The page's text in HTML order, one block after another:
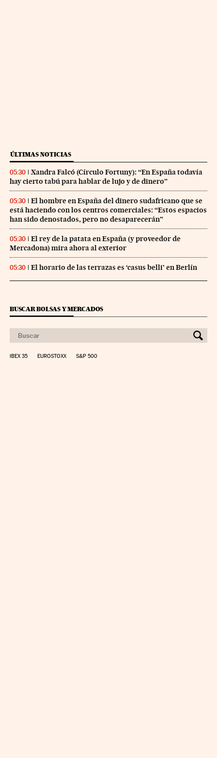
ÚLTIMAS NOTICIAS
05:30
Xandra Falcó (Círculo Fortuny): “En España todavía
hay cierto tabú para hablar de lujo y de dinero”
05:30
El hombre en España del dinero sudafricano que se
está haciendo con los centros comerciales: “Estos espacios
han sido denostados, pero no desaparecerán”
05:30
El rey de la patata en España (y proveedor de
Mercadona) mira ahora al exterior
05:30 El horario de las terrazas es ‘casus belli’ en Berlín
BUSCAR BOLSAS Y MERCADOS
IBEX 35 EUROSTOXX S&P 500